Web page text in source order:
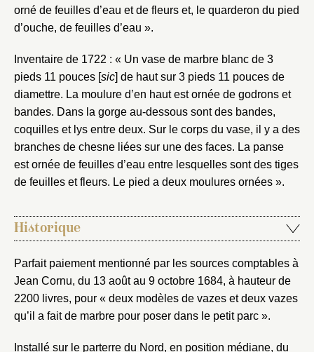
orné de feuilles d’eau et de fleurs et, le quarderon du pied
d’ouche, de feuilles d’eau ».
Inventaire de 1722 : « Un vase de marbre blanc de 3
pieds 11 pouces [ sic ] de haut sur 3 pieds 11 pouces de
diamettre. La moulure d’en haut est ornée de godrons et
bandes. Dans la gorge au-dessous sont des bandes,
coquilles et lys entre deux. Sur le corps du vase, il y a des
branches de chesne liées sur une des faces. La panse
est ornée de feuilles d’eau entre lesquelles sont des tiges
de feuilles et fleurs. Le pied a deux moulures ornées ».
Historique
Parfait paiement mentionné par les sources comptables à
Jean Cornu, du 13 août au 9 octobre 1684, à hauteur de
2200 livres, pour « deux modèles de vazes et deux vazes
qu’il a fait de marbre pour poser dans le petit parc ».
Installé sur le parterre du Nord, en position médiane, du